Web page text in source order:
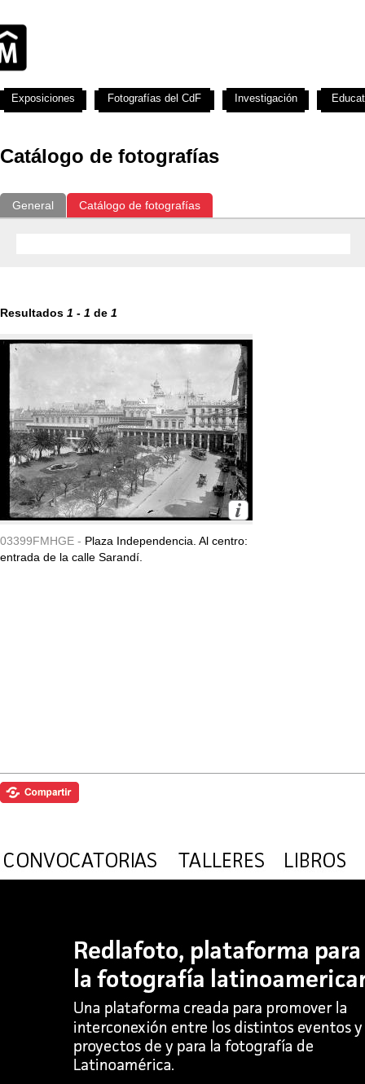
Catálogo de fotografías
General Catálogo de fotografías
Resultados 1 - 1 de 1
03399FMHGE - Plaza Independencia. Al centro:
entrada de la calle Sarandí.
Exposiciones Fotografías del CdF Investigación